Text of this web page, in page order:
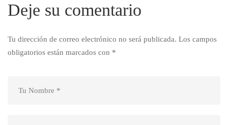
Deje su comentario
Tu dirección de correo electrónico no será publicada. Los campos
obligatorios están marcados con *